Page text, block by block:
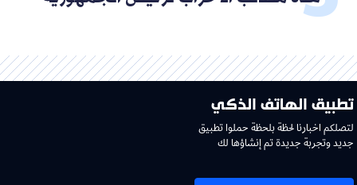
تطبيق الهاتف الذكي
لتصلكم اخبارنا لحظة بلحظة حملوا تطبيق
جديد وتجربة جديدة تم إنشاؤها لك